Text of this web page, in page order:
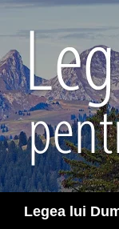
conținut
Legea lui